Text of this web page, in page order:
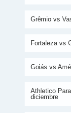
Grêmio vs
Fortaleza vs
Goiás vs
Athletico
diciembre